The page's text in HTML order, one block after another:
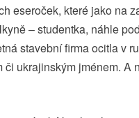
eseroček, které jako na
– studentka, náhle
stavební firma ocitla v
či ukrajinským jménem. A